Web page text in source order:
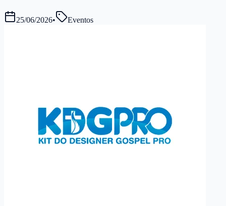
25/06/2026• Eventos